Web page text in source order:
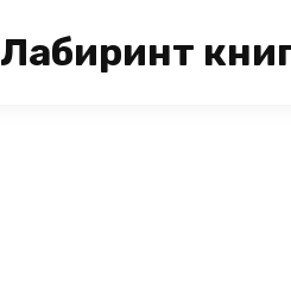
Лабиринт